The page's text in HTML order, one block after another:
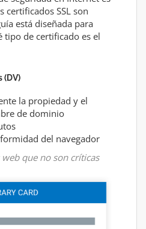
certificados SSL son
está diseñada para
tipo de certificado es el
(DV)
la propiedad y el
de dominio
del navegador
que no son críticas